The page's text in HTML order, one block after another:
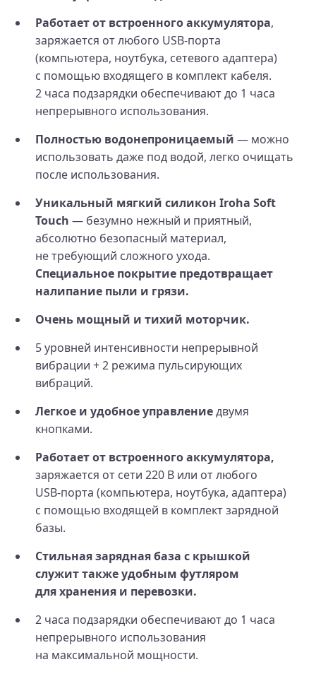
Работает от встроенного аккумулятора,
заряжается от любого USB-порта
(компьютера, ноутбука, сетевого адаптера)
с помощью входящего в комплект кабеля.
2 часа подзарядки обеспечивают до 1 часа
непрерывного использования.
Полностью водонепроницаемый — можно
использовать даже под водой, легко очищать
после использования.
Уникальный мягкий силикон Iroha Soft
Touch — безумно нежный и приятный,
абсолютно безопасный материал,
не требующий сложного ухода.
Специальное покрытие предотвращает
налипание пыли и грязи.
Очень мощный и тихий моторчик.
5 уровней интенсивности непрерывной
вибрации + 2 режима пульсирующих
вибраций.
Легкое и удобное управлениедвумя
кнопками.
Работает от встроенного аккумулятора,
заряжается от сети 220 В или от любого
USB‑порта (компьютера, ноутбука, адаптера)
с помощью входящей в комплект зарядной
базы.
Стильная зарядная база с крышкой
служит также удобным футляром
для хранения и перевозки.
2 часа подзарядки обеспечивают до 1 часа
непрерывного использования
на максимальной мощности.